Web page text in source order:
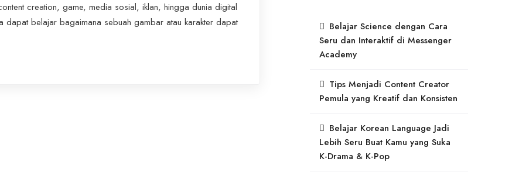
creation, game, media sosial, iklan, hingga dunia digital
dapat belajar bagaimana sebuah gambar atau karakter dapat
Belajar Science dengan Cara
Seru dan Interaktif di Messenger
Academy
Tips Menjadi Content Creator
Pemula yang Kreatif dan Konsisten
Belajar Korean Language Jadi
Lebih Seru Buat Kamu yang Suka
K-Drama & K-Pop